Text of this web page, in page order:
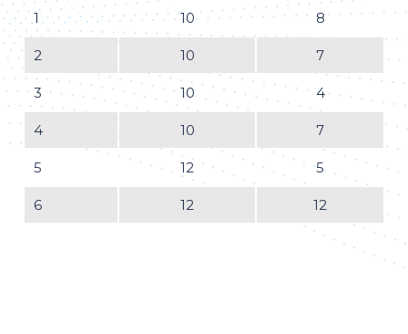
1 10 8
2 10 7
3 10 4
4 10 7
5 12 5
6 12 12